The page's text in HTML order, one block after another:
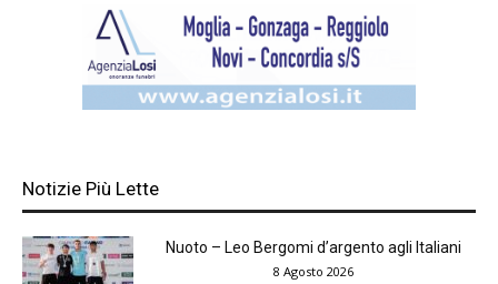
Notizie Più Lette
Nuoto – Leo Bergomi d’argento agli Italiani
8 Agosto 2026